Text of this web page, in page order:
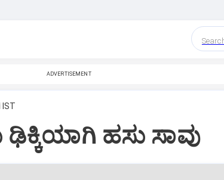
ADVERTISEMENT
IST
ಢಿಕ್ಕಿಯಾಗಿ ಹಸು ಸಾವು